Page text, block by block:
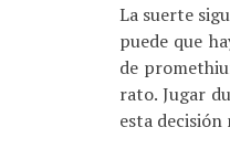
La suerte
puede que
de
rato. Jugar
esta